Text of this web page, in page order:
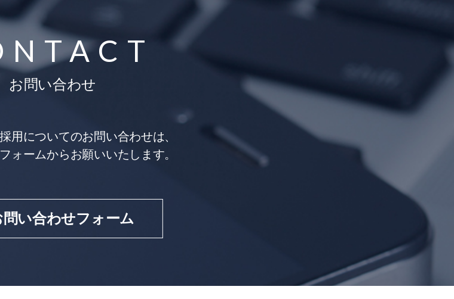
お問い合わせ
用についてのお問い合わせは、
ォームからお願いいたします。
問い合わせフォーム